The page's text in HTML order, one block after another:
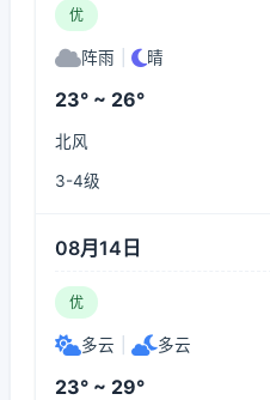
优
阵雨 晴
23° ~ 26°
北风
3-4级
08月14日
优
多云 多云
23° ~ 29°